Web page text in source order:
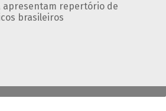
apresentam repertório de
brasileiros